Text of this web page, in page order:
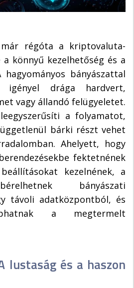
régóta a kriptovaluta-
a könnyű kezelhetőség és a
bányászattal
igényel drága hardvert,
vagy állandó felügyeletet.
a folyamatot,
bárki részt vehet
Ahelyett, hogy
fektetnének
kezelnének, a
bányászati
távoli adatközpontból, és
a megtermelt
lustaság és a haszon